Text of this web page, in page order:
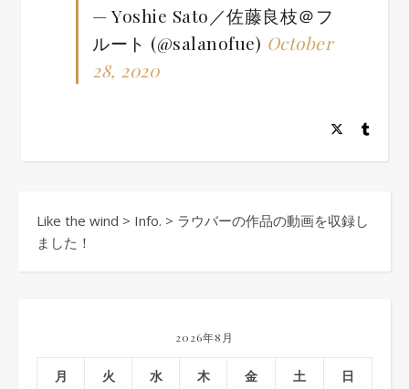
— Yoshie Sato／佐藤良枝＠フ
ルート (@salanofue) October
28, 2020
Like the wind > Info. > ラウバーの作品の動画を収録し
ました！
2026年8月
月 火 水 木 金 土 日